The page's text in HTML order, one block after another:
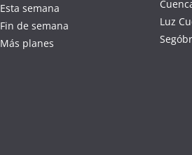
Esta semana
Fin de semana
Más planes
Luz